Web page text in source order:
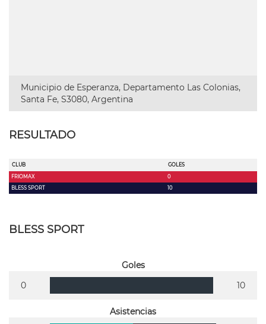
Municipio de Esperanza, Departamento Las Colonias,
Santa Fe, S3080, Argentina
RESULTADO
CLUB
GOLES
FRIOMAX
0
BLESS SPORT
10
BLESS SPORT
Goles
0
10
Asistencias